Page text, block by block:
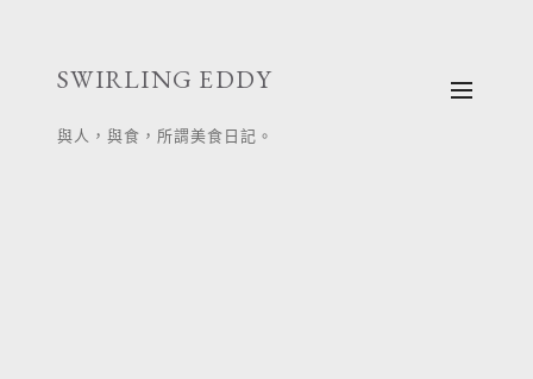
SWIRLING EDDY
與人，與食，所謂美食日記。